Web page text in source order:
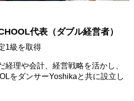
代表（ダブル経営者）
1級を取得
理や会計、経営戦略を活かし、
をダンサーYoshikaと共に設立し